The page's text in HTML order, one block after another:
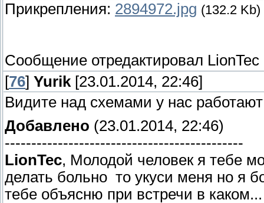
Прикрепления: 2894972.jpg (132.2 Kb)
Сообщение отредактировал LionTec
[76] Yurik [23.01.2014, 22:46]
Видите над схемами у нас
Добавлено (23.01.2014, 22:46)
---------------------------------------------
LionTec, Молодой человек я тебе
делать больно то укуси меня но я
тебе объясню при встречи в каком...